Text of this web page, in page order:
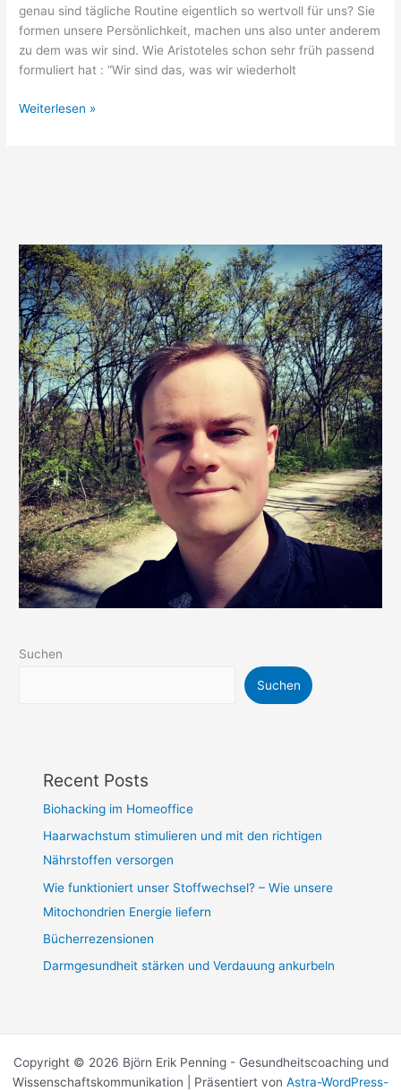
genau sind tägliche Routine eigentlich so wertvoll für uns? Sie
formen unsere Persönlichkeit, machen uns also unter anderem
zu dem was wir sind. Wie Aristoteles schon sehr früh passend
formuliert hat : “Wir sind das, was wir wiederholt
Anfangen
Weiterlesen »
Suchen
Suchen
Recent Posts
Biohacking im Homeoffice
Haarwachstum stimulieren und mit den richtigen
Nährstoffen versorgen
Wie funktioniert unser Stoffwechsel? – Wie unsere
Mitochondrien Energie liefern
Bücherrezensionen
Darmgesundheit stärken und Verdauung ankurbeln
Copyright © 2026 Björn Erik Penning - Gesundheitscoaching und
Wissenschaftskommunikation | Präsentiert von Astra-WordPress-